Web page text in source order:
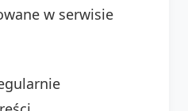
w serwisie